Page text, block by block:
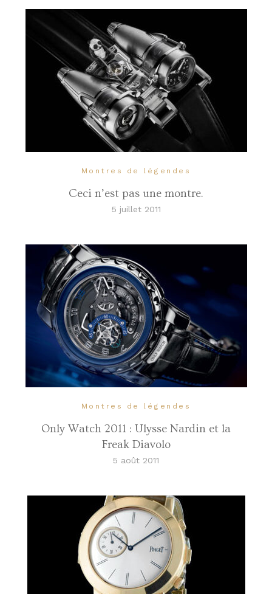
Montres de légendes
Ceci n’est pas une montre.
5 juillet 2011
Montres de légendes
Only Watch 2011 : Ulysse Nardin et la
Freak Diavolo
5 août 2011